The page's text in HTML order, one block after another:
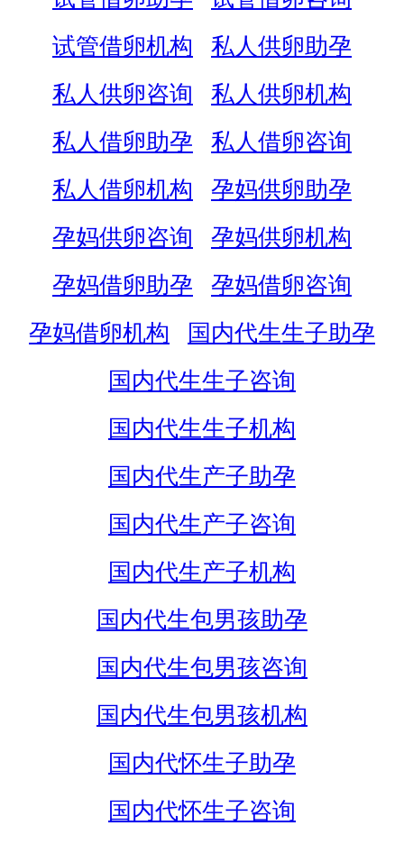
试管借卵机构
私人供卵助孕
私人供卵咨询
私人供卵机构
私人借卵助孕
私人借卵咨询
私人借卵机构
孕妈供卵助孕
孕妈供卵咨询
孕妈供卵机构
孕妈借卵助孕
孕妈借卵咨询
孕妈借卵机构
国内代生生子助孕
国内代生生子咨询
国内代生生子机构
国内代生产子助孕
国内代生产子咨询
国内代生产子机构
国内代生包男孩助孕
国内代生包男孩咨询
国内代生包男孩机构
国内代怀生子助孕
国内代怀生子咨询